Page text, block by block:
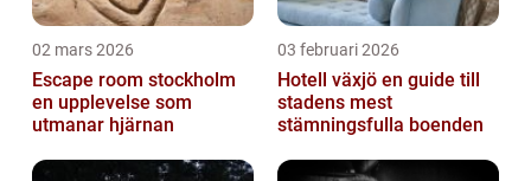
02 mars 2026
Escape room stockholm
en upplevelse som
utmanar hjärnan
03 februari 2026
Hotell växjö en guide till
stadens mest
stämningsfulla boenden